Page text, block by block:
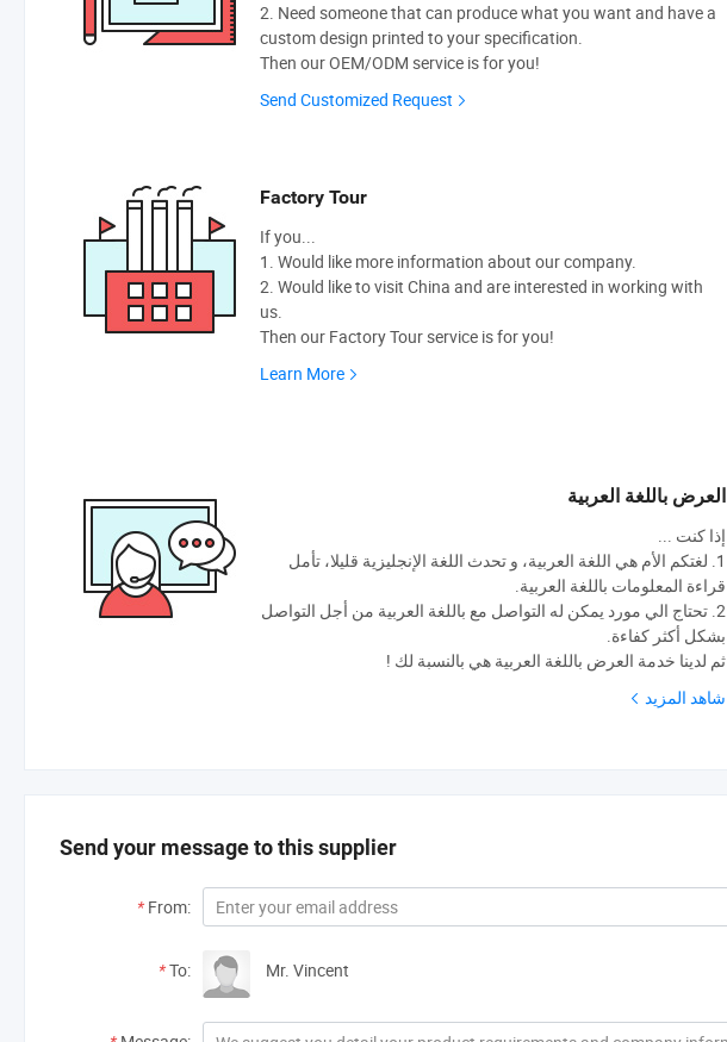
2. Need someone that can produce what you want and have a
custom design printed to your specification.
Then our OEM/ODM service is for you!
Send Customized Request
Factory Tour
If you...
1. Would like more information about our company.
2. Would like to visit China and are interested in working with
us.
Then our Factory Tour service is for you!
Learn More
العرض باللغة العربية
إذا كنت ...
1. لغتكم الأم هي اللغة العربية، و تحدث اللغة الإنجليزية قليلا، تأمل
قراءة المعلومات باللغة العربية.
2. تحتاج الي مورد يمكن له التواصل مع باللغة العربية من أجل التواصل
بشكل أكثر كفاءة.
ثم لدينا خدمة العرض باللغة العربية هي بالنسبة لك !
شاهد المزيد
Send your message to this supplier
* From:
*To: Mr. Vincent